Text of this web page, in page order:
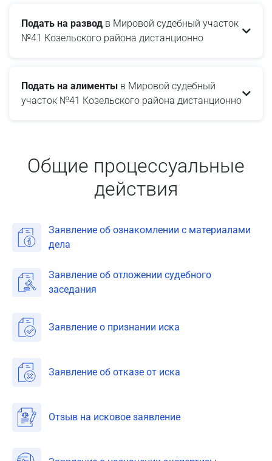
Подать на развод в Мировой судебный участок
№41 Козельского района дистанционно
Подать на алименты в Мировой судебный
участок №41 Козельского района дистанционно
Общие процессуальные
действия
Заявление об ознакомлении с материалами
дела
Заявление об отложении судебного
заседания
Заявление о признании иска
Заявление об отказе от иска
Отзыв на исковое заявление